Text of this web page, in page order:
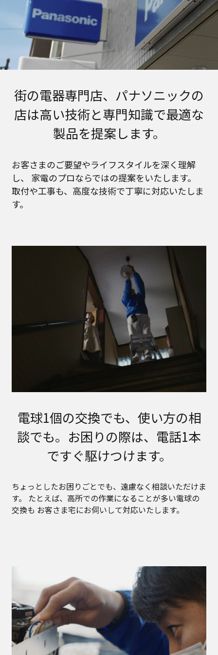
街の電器専門店、パナソニックの
店は高い技術と専門知識で最適な
製品を提案します。
お客さまのご要望やライフスタイルを深く理解
し、
家電のプロならではの提案をいたします。
取付や工事も、高度な技術で丁寧に対応いたしま
す。
電球1個の交換でも、使い方の相
談でも。 お困りの際は、電話1本
ですぐ駆けつけます。
ちょっとしたお困りごとでも、遠慮なく相談いただけま
す。
たとえば、高所での作業になることが多い電球の
交換も お客さま宅にお伺いして対応いたします。